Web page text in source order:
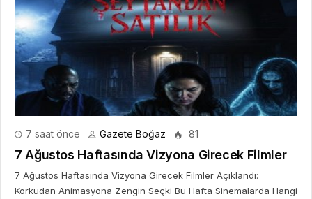
7 saat önce Gazete Boğaz 81
7 Ağustos Haftasında Vizyona Girecek Filmler
7 Ağustos Haftasında Vizyona Girecek Filmler Açıklandı:
Korkudan Animasyona Zengin Seçki Bu Hafta Sinemalarda Hangi